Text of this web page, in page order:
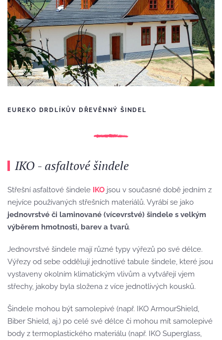
EUREKO DRDLÍKŮV DŘEVĚNNÝ ŠINDEL
IKO - asfaltové šindele
Střešní asfaltové šindele IKO jsou v současné době jedním z
nejvíce používaných střešních materiálů. Vyrábí se jako
jednovrstvé či laminované (vícevrstvé) šindele s velkým
výběrem hmotnosti, barev a tvarů.
Jednovrstvé šindele mají různé typy výřezů po své délce.
Výřezy od sebe oddělují jednotlivé tabule šindele, které jsou
vystaveny okolním klimatickým vlivům a vytvářejí vjem
střechy, jakoby byla složena z více jednotlivých kousků.
Šindele mohou být samolepivé (např. IKO ArmourShield,
Biber Shield, aj.) po celé své délce či mohou mít samolepivé
body z termoplastického materiálu (např. IKO Superglass,